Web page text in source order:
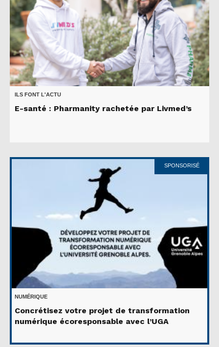
ILS FONT L'ACTU
E-santé : Pharmanity rachetée par Livmed’s
SPONSORISÉ
NUMÉRIQUE
Concrétisez votre projet de transformation
numérique écoresponsable avec l’UGA